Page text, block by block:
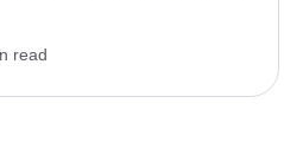
read